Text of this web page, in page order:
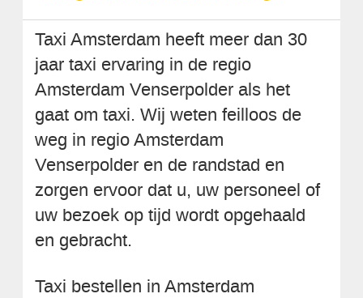
Taxi Amsterdam heeft meer dan 30
jaar taxi ervaring in de regio
Amsterdam Venserpolder als het
gaat om taxi. Wij weten feilloos de
weg in regio Amsterdam
Venserpolder en de randstad en
zorgen ervoor dat u, uw personeel of
uw bezoek op tijd wordt opgehaald
en gebracht.
Taxi bestellen in Amsterdam